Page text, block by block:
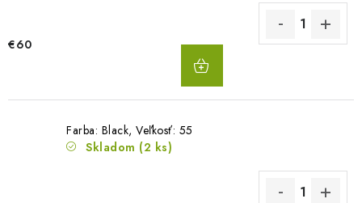
€60
Farba: Black, Veľkosť: 55
Skladom (2 ks)